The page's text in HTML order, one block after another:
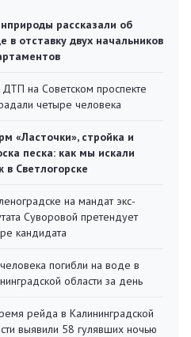
рассказали об
в отставку двух начальников
на Советском проспекте
четыре человека
«Ласточки», стройка и
песка: как мы искали
в Светлогорске
на мандат экс-
Суворовой претендует
кандидата
погибли на воде в
области за день
рейда в Калининградской
выявили 58 гулявших ночью